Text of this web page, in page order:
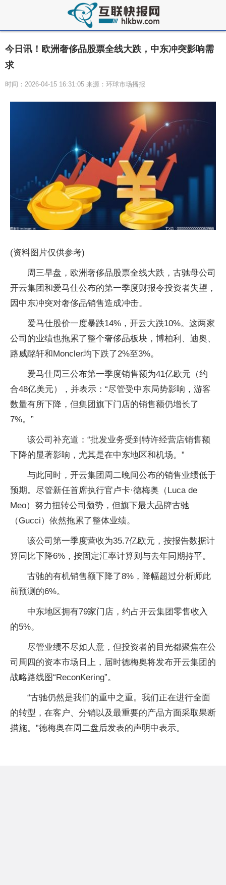
今日讯！欧洲奢侈品股票全线大跌，中东冲突影响需
求
时间：2026-04-15 16:31:05 来源：环球市场播报
(资料图片仅供参考)
周三早盘，欧洲奢侈品股票全线大跌，古驰母公司
开云集团和爱马仕公布的第一季度财报令投资者失望，
因中东冲突对奢侈品销售造成冲击。
爱马仕股价一度暴跌14%，开云大跌10%。这两家
公司的业绩也拖累了整个奢侈品板块，博柏利、迪奥、
路威酩轩和Moncler均下跌了2%至3%。
爱马仕周三公布第一季度销售额为41亿欧元（约
合48亿美元），并表示：“尽管受中东局势影响，游客
数量有所下降，但集团旗下门店的销售额仍增长了
7%。”
该公司补充道：“批发业务受到特许经营店销售额
下降的显著影响，尤其是在中东地区和机场。”
与此同时，开云集团周二晚间公布的销售业绩低于
预期。尽管新任首席执行官卢卡·德梅奥（Luca de
Meo）努力扭转公司颓势，但旗下最大品牌古驰
（Gucci）依然拖累了整体业绩。
该公司第一季度营收为35.7亿欧元，按报告数据计
算同比下降6%，按固定汇率计算则与去年同期持平。
古驰的有机销售额下降了8%，降幅超过分析师此
前预测的6%。
中东地区拥有79家门店，约占开云集团零售收入
的5%。
尽管业绩不尽如人意，但投资者的目光都聚焦在公
司周四的资本市场日上，届时德梅奥将发布开云集团的
战略路线图“ReconKering”。
“古驰仍然是我们的重中之重。我们正在进行全面
的转型，在客户、分销以及最重要的产品方面采取果断
措施。”德梅奥在周二盘后发表的声明中表示。